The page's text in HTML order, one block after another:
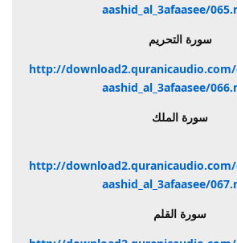
aashid_al_3afaasee/
سورة التحريم
http://
aashid_al_3afaasee/
سورة الملك
http://
aashid_al_3afaasee/
سورة القلم